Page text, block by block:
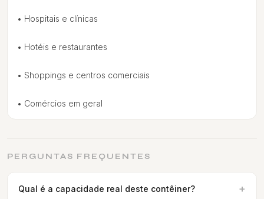
• Hospitais e clínicas
• Hotéis e restaurantes
• Shoppings e centros comerciais
• Comércios em geral
PERGUNTAS FREQUENTES
Qual é a capacidade real deste contêiner? +